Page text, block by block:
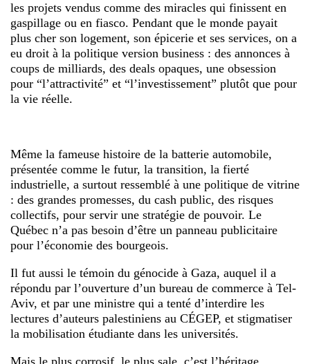
les projets vendus comme des miracles qui finissent en
gaspillage ou en fiasco. Pendant que le monde payait
plus cher son logement, son épicerie et ses services, on a
eu droit à la politique version business : des annonces à
coups de milliards, des deals opaques, une obsession
pour “l’attractivité” et “l’investissement” plutôt que pour
la vie réelle.
Même la fameuse histoire de la batterie automobile,
présentée comme le futur, la transition, la fierté
industrielle, a surtout ressemblé à une politique de vitrine
: des grandes promesses, du cash public, des risques
collectifs, pour servir une stratégie de pouvoir. Le
Québec n’a pas besoin d’être un panneau publicitaire
pour l’économie des bourgeois.
Il fut aussi le témoin du génocide à Gaza, auquel il a
répondu par l’ouverture d’un bureau de commerce à Tel-
Aviv, et par une ministre qui a tenté d’interdire les
lectures d’auteurs palestiniens au CÉGEP, et stigmatiser
la mobilisation étudiante dans les universités.
Mais le plus corrosif, le plus sale, c’est l’héritage